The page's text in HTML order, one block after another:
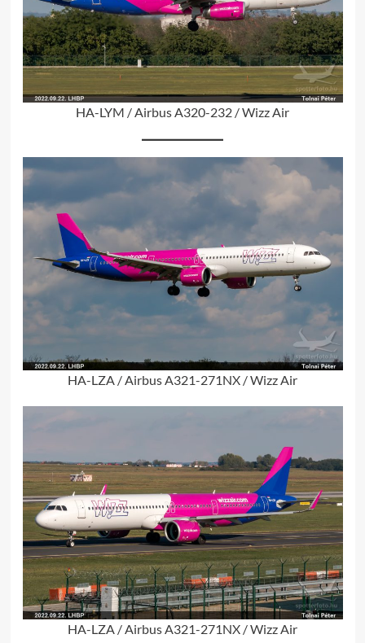
HA-LYM / Airbus A320-232 / Wizz Air
HA-LZA / Airbus A321-271NX / Wizz Air
HA-LZA / Airbus A321-271NX / Wizz Air